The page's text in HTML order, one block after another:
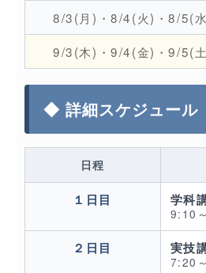
8/3(月)・8/4(火)・8/5(
9/3(木)・9/4(金)・9/5(
◆ 詳細スケジュール
日程
１日目 学科
9:10
２日目
実技
7:20